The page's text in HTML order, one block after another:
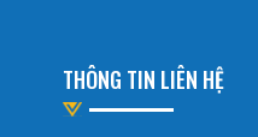
THÔNG TIN LIÊN HỆ